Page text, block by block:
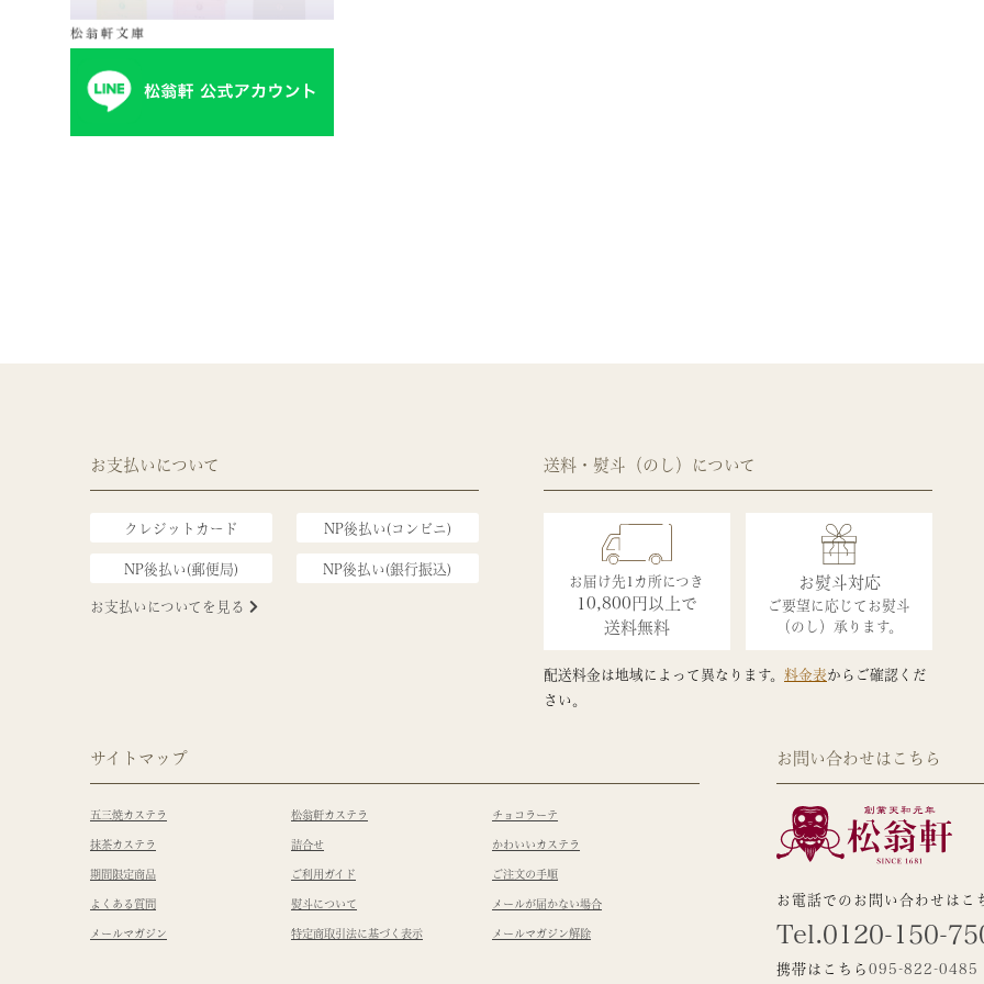
お支払いについて
クレジットカード NP後払い(コンビニ)
NP後払い(郵便局) NP後払い(銀行振込)
お支払いについてを見る
送料・熨斗（のし）について
お届け先1カ所につき
10,800円以上で
送料無料
お熨斗対応
ご要望に応じてお熨斗
（のし）承ります。
配送料金は地域によって異なります。 料金表からご確認くだ
さい。
サイトマップ
五三焼カステラ 松翁軒カステラ チョコラーテ
抹茶カステラ 詰合せ かわいいカステラ
期間限定商品 ご利用ガイド ご注文の手順
よくある質問 熨斗について メールが届かない場合
メールマガジン 特定商取引法に基づく表示 メールマガジン解除
お問い合わせはこちら
お電話でのお問い合わせはこ
Tel.0120-150-
携帯はこちら095-822-0485